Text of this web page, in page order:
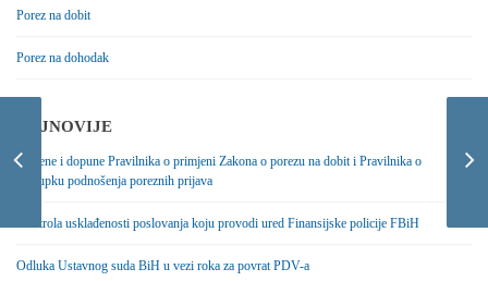
Porez na dobit
Porez na dohodak
NAJNOVIJE
Izmjene i dopune Pravilnika o primjeni Zakona o porezu na dobit i Pravilnika o
postupku podnošenja poreznih prijava
Kontrola usklađenosti poslovanja koju provodi ured Finansijske policije FBiH
Odluka Ustavnog suda BiH u vezi roka za povrat PDV-a
Izmjene Pravilnika o
načinu uplate javnih
prihoda budžeta i
na teritoriji Federacije